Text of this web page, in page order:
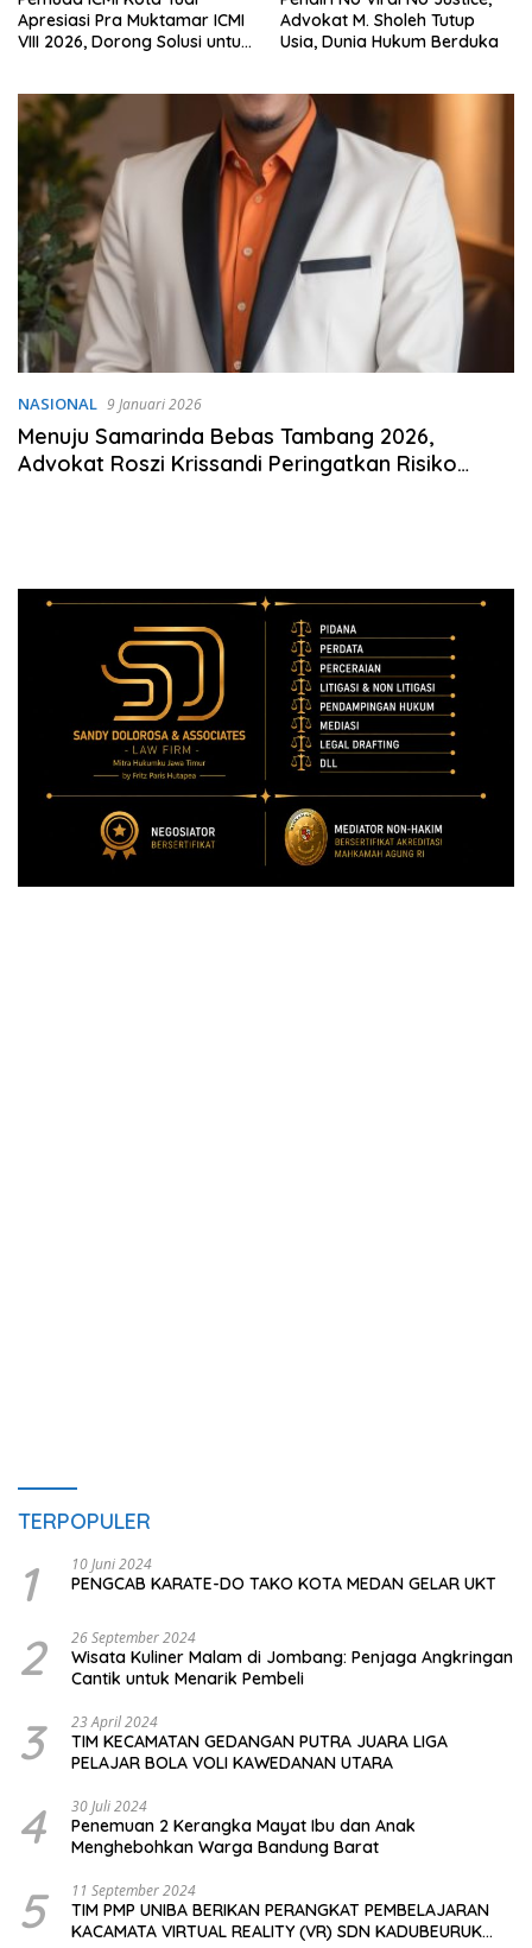
Apresiasi Pra Muktamar ICMI
VIII 2026, Dorong Solusi untuk
Advokat M. Sholeh Tutup
Usia, Dunia Hukum Berduka
NASIONAL 9 Januari 2026
Menuju Samarinda Bebas Tambang 2026,
Advokat Roszi Krissandi Peringatkan Risiko
TERPOPULER
1 10 Juni 2024
PENGCAB KARATE-DO TAKO KOTA MEDAN GELAR UKT
2 26 September 2024
Wisata Kuliner Malam di Jombang: Penjaga Angkringan
Cantik untuk Menarik Pembeli
3 23 April 2024
TIM KECAMATAN GEDANGAN PUTRA JUARA LIGA
PELAJAR BOLA VOLI KAWEDANAN UTARA
4 30 Juli 2024
Penemuan 2 Kerangka Mayat Ibu dan Anak
Menghebohkan Warga Bandung Barat
5 11 September 2024
TIM PMP UNIBA BERIKAN PERANGKAT PEMBELAJARAN
KACAMATA VIRTUAL REALITY (VR) SDN KADUBEURUK